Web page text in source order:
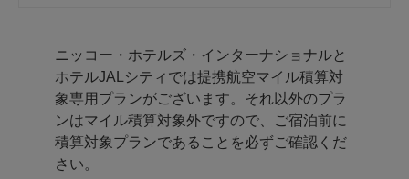
ホテル日航成田 ご予約
グランドニッコー東京 台場 ご予約
ホテル日航立川 東京 ご予約
ホテル・ニッコー厦門 ご予約
ホテル・ニッコー成都 怡心
ご予約
ホテル・ロイヤル・ニッコ
ー・タイペイ
ご予約
ホテルJALシティ青森 ご予約
ホテルJALシティ仙台 ご予約
ホテルJALシティつくば ご予約
ホテルJALシティ東京 豊洲
ホテルJALシティバンコク
ニッコー・ホテルズ・インターナショナルと
ホテルJALシティでは提携航空マイル積算対
象専用プランがございます。それ以外のプラ
ンはマイル積算対象外ですので、ご宿泊前に
積算対象プランであることを必ずご確認くだ
さい。